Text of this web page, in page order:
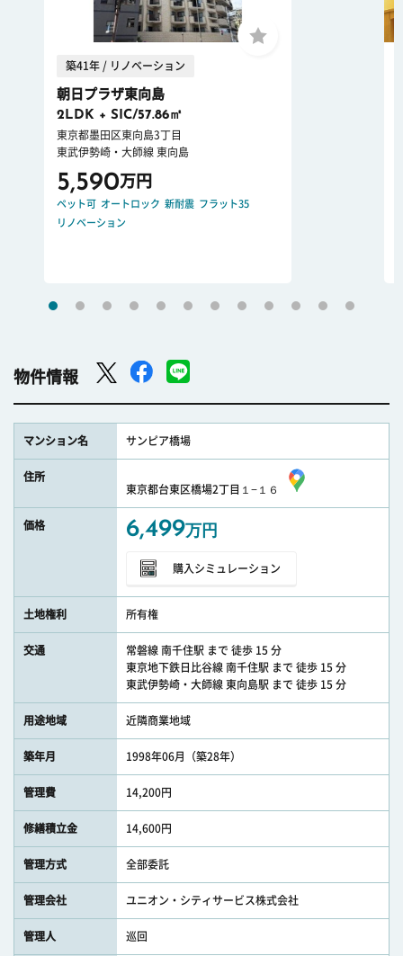
築41年 / リノベーション
朝日プラザ東向島
2LDK + SIC/57.86㎡
東京都墨田区東向島3丁目
東武伊勢崎・大師線 東向島
5,590万円
ペット可 オートロック 新耐震 フラット35
リノベーション
物件情報
マンション名 サンピア橋場
住所
東京都台東区橋場2丁目１−１６
価格 6,499万円
購入シミュレーション
土地権利 所有権
交通
常磐線 南千住駅 まで 徒歩 15 分
東京地下鉄日比谷線 南千住駅 まで 徒歩 15 分
東武伊勢崎・大師線 東向島駅 まで 徒歩 15 分
用途地域 近隣商業地域
築年月 1998年06月（築28年）
管理費 14,200円
修繕積立金 14,600円
管理方式 全部委託
管理会社 ユニオン・シティサービス株式会社
管理人 巡回